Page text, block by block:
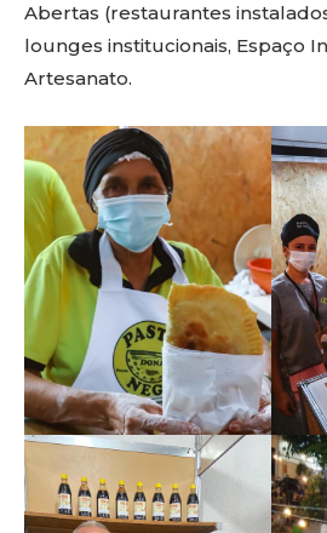
Abertas (restaurantes
lounges institucionais, Espaço
Artesanato.